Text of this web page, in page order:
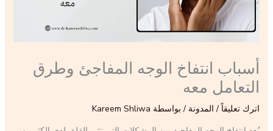
أسباب انتفاخ الوجه المفاجئ وطرق
التعامل معه
اترك تعليقاً / المدونة / بواسطة Kareem Shliwa